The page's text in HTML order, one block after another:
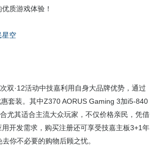
质游戏体验！
双·12活动中技嘉利用自身大品牌优势，通过
套装。其中Z370 AORUS Gaming 3加i5-840
尤其适合主流大众玩家，不仅价格亲民，凭借
开发需求，购买注册还可享受技嘉主板3+1年
你不必要的购物后顾之忧。